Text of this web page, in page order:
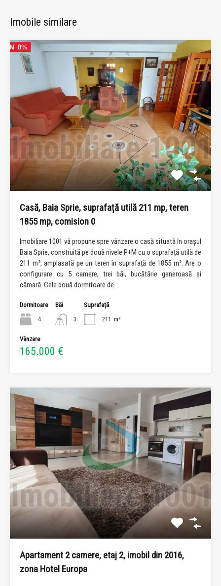
Imobile similare
Casă, Baia Sprie, suprafață utilă 211 mp, teren
1855 mp, comision 0
Imobiliare 1001 vă propune spre vânzare o casă situată în orașul
Baia Sprie, construită pe două nivele P+M cu o suprafață utilă de
211 m², amplasată pe un teren în suprafață de 1855 m². Are o
configurare cu 5 camere, trei băi, bucătărie generoasă și
cămară. Cele două dormitoare de…
Dormitoare
4
Băi
3
Suprafață
211 m²
Vânzare
165.000 €
Apartament 2 camere, etaj 2, imobil din 2016,
zona Hotel Europa